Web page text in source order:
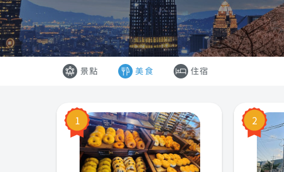
日本
韓國
景點 美食 住宿
1 2